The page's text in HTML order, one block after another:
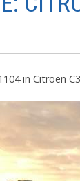
in Citroen